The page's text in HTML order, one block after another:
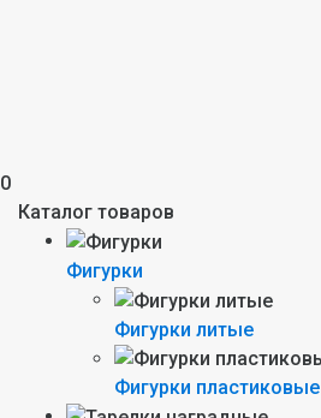
0
Каталог товаров
Фигурки
Фигурки литые
Фигурки пластиковые